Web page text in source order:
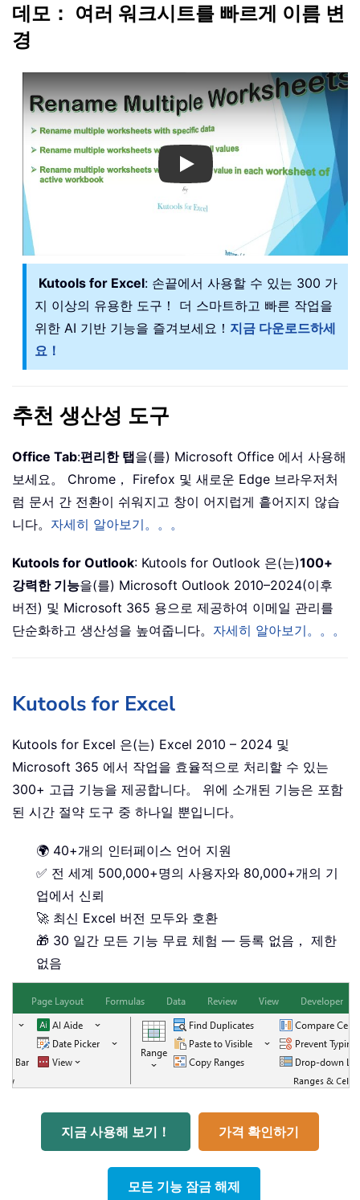
데모： 여러 워크시트를 빠르게 이름 변
경
Play
Kutools for Excel: 손끝에서 사용할 수 있는 300 가
지 이상의 유용한 도구！ 더 스마트하고 빠른 작업을
위한 AI 기반 기능을 즐겨보세요！ 지금 다운로드하세
요！
추천 생산성 도구
Office Tab:편리한 탭을(를) Microsoft Office 에서 사용해
보세요。 Chrome， Firefox 및 새로운 Edge 브라우저처
럼 문서 간 전환이 쉬워지고 창이 어지럽게 흩어지지 않습
니다。 자세히 알아보기。。。
Kutools for Outlook: Kutools for Outlook 은(는)100+
강력한 기능을(를) Microsoft Outlook 2010–2024(이후
버전) 및 Microsoft 365 용으로 제공하여 이메일 관리를
단순화하고 생산성을 높여줍니다。 자세히 알아보기。。。
Kutools for Excel
Kutools for Excel 은(는) Excel 2010 – 2024 및
Microsoft 365 에서 작업을 효율적으로 처리할 수 있는
300+ 고급 기능을 제공합니다。 위에 소개된 기능은 포함
된 시간 절약 도구 중 하나일 뿐입니다。
🌍 40+개의 인터페이스 언어 지원
✅ 전 세계 500,000+명의 사용자와 80,000+개의 기
업에서 신뢰
🚀 최신 Excel 버전 모두와 호환
🎁 30 일간 모든 기능 무료 체험 — 등록 없음， 제한
없음
지금 사용해 보기！ 가격 확인하기
모든 기능 잠금 해제